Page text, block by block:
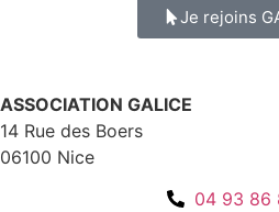
Je rejoins
ASSOCIATION GALICE
14 Rue des Boers
06100 Nice
04 93 86